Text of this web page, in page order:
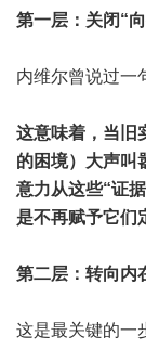
第一层：关闭“
内维尔曾说过一
这意味着，当旧
的困境）大声叫
意力从这些“证
是不再赋予它们
第二层：转向内
这是最关键的一